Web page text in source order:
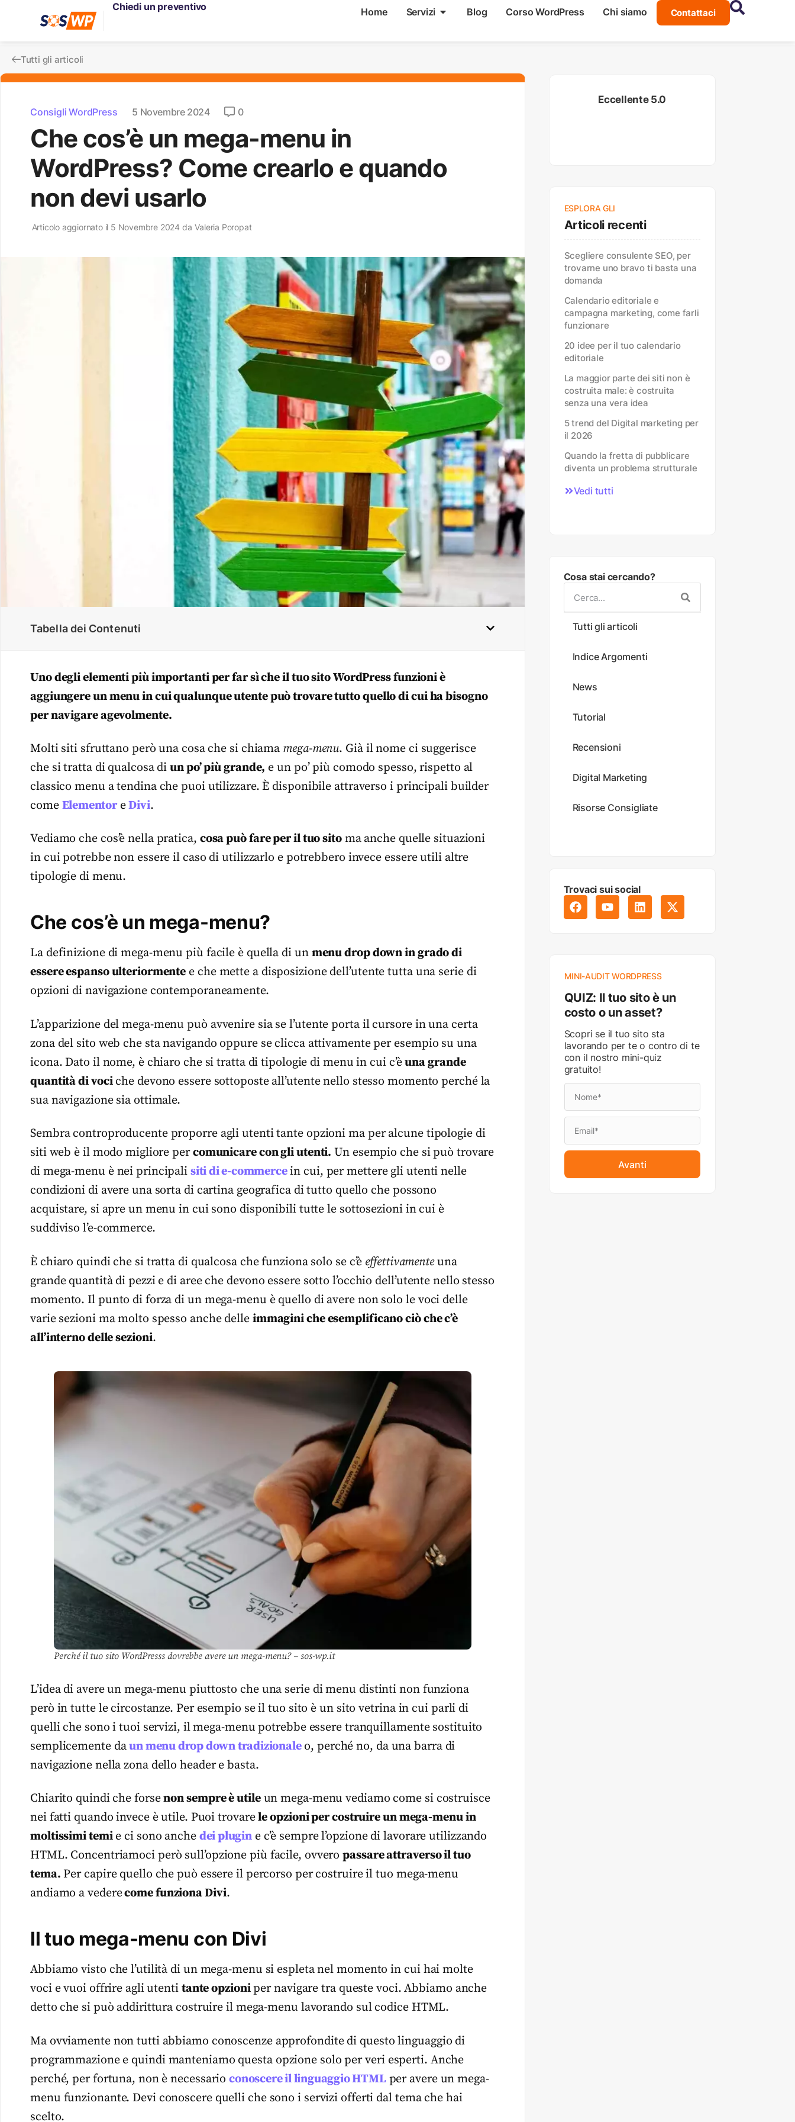
Home Servizi Blog Corso WordPress Chi siamo Contattaci
Chiedi un preventivo
Tutti gli articoli
Consigli WordPress 5 Novembre 2024 0
Che cos’è un mega-menu in
WordPress? Come crearlo e quando
non devi usarlo
Articolo aggiornato il 5 Novembre 2024 da Valeria Poropat
Tabella dei Contenuti
Uno degli elementi più importanti per far sì che il tuo sito WordPress funzioni è
aggiungere un menu in cui qualunque utente può trovare tutto quello di cui ha bisogno
per navigare agevolmente.
Molti siti sfruttano però una cosa che si chiama mega-menu. Già il nome ci suggerisce
che si tratta di qualcosa diun po’ più grande, e un po’ più comodo spesso, rispetto al
classico menu a tendina che puoi utilizzare. È disponibile attraverso i principali builder
come ElementoreDivi.
Vediamo che cos’è nella pratica, cosa può fare per il tuo sitoma anche quelle situazioni
in cui potrebbe non essere il caso di utilizzarlo e potrebbero invece essere utili altre
tipologie di menu.
Che cos’è un mega-menu?
La definizione di mega-menu più facile è quella di un menu drop down in grado di
essere espanso ulteriormente e che mette a disposizione dell’utente tutta una serie di
opzioni di navigazione contemporaneamente.
L’apparizione del mega-menu può avvenire sia se l’utente porta il cursore in una certa
zona del sito web che sta navigando oppure se clicca attivamente per esempio su una
icona. Dato il nome, è chiaro che si tratta di tipologie di menu in cui c’èuna grande
quantità di vociche devono essere sottoposte all’utente nello stesso momento perché la
sua navigazione sia ottimale.
Sembra controproducente proporre agli utenti tante opzioni ma per alcune tipologie di
siti web è il modo migliore percomunicare con gli utenti. Un esempio che si può trovare
di mega-menu è nei principali siti die-commercein cui, per mettere gli utenti nelle
condizioni di avere una sorta di cartina geografica di tutto quello che possono
acquistare, si apre un menu in cui sono disponibili tutte le sottosezioni in cui è
suddiviso l’e-commerce.
È chiaro quindi che si tratta di qualcosa che funziona solo se c’è effettivamenteuna
grande quantità di pezzi e di aree che devono essere sotto l’occhio dell’utente nello stesso
momento. Il punto di forza di un mega-menu è quello di avere non solo le voci delle
varie sezioni ma molto spesso anche delle immagini che esemplificano ciò che c’è
all’interno delle sezioni.
Perché il tuo sito WordPresss dovrebbe avere un mega-menu? – sos-wp.it
L’idea di avere un mega-menu piuttosto che una serie di menu distinti non funziona
però in tutte le circostanze. Per esempio se il tuo sito è un sito vetrina in cui parli di
quelli che sono i tuoi servizi, il mega-menu potrebbe essere tranquillamente sostituito
semplicemente daun menu drop down tradizionaleo, perché no, da una barra di
navigazione nella zona dello header e basta.
Chiarito quindi che forsenon sempre è utileun mega-menu vediamo come si costruisce
nei fatti quando invece è utile. Puoi trovarele opzioni per costruire un mega-menu in
moltissimi temie ci sono anche dei plugine c’è sempre l’opzione di lavorare utilizzando
HTML. Concentriamoci però sull’opzione più facile, ovveropassare attraverso il tuo
tema. Per capire quello che può essere il percorso per costruire il tuo mega-menu
andiamo a vederecome funziona Divi.
Il tuo mega-menu con Divi
Abbiamo visto che l’utilità di un mega-menu si espleta nel momento in cui hai molte
voci e vuoi offrire agli utenti tante opzioniper navigare tra queste voci. Abbiamo anche
detto che si può addirittura costruire il mega-menu lavorando sul codice HTML.
Ma ovviamente non tutti abbiamo conoscenze approfondite di questo linguaggio di
programmazione e quindi manteniamo questa opzione solo per veri esperti. Anche
perché, per fortuna, non è necessarioconoscere il linguaggio HTMLper avere un mega-
menu funzionante. Devi conoscere quelli che sono i servizi offerti dal tema che hai
scelto.
Eccellente 5.0
ESPLORA GLI
Articoli recenti
Scegliere consulente SEO, per
trovarne uno bravo ti basta una
domanda
Calendario editoriale e
campagna marketing, come farli
funzionare
20 idee per il tuo calendario
editoriale
La maggior parte dei siti non è
costruita male: è costruita
senza una vera idea
5 trend del Digital marketing per
il 2026
Quando la fretta di pubblicare
diventa un problema strutturale
Vedi tutti
Cosa stai cercando?
Tutti gli articoli
Indice Argomenti
News
Tutorial
Recensioni
Digital Marketing
Risorse Consigliate
Trovaci sui social
MINI-AUDIT WORDPRESS
QUIZ: Il tuo sito è un
costo o un asset?
Scopri se il tuo sito sta
lavorando per te o contro di te
con il nostro mini-quiz
gratuito!
Avanti